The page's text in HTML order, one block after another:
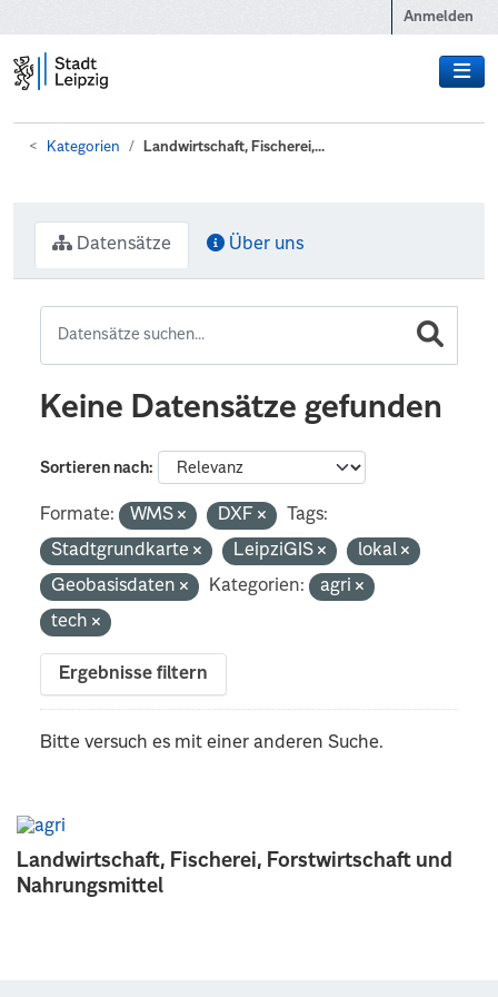
Anmelden
Kategorien Landwirtschaft, Fischerei,...
Landwirtschaft, Fischerei, Forstwirtschaft und
Nahrungsmittel
Datensätze Über uns
Keine Datensätze gefunden
Sortieren nach
Formate: WMS DXF
Tags:
Stadtgrundkarte
LeipziGIS
lokal
Geobasisdaten
Kategorien:
agri
tech
Ergebnisse filtern
Bitte versuch es mit einer anderen Suche.